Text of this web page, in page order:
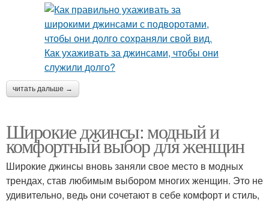
читать дальше →
Широкие джинсы: модный и
комфортный выбор для женщин
Широкие джинсы вновь заняли свое место в модных
трендах, став любимым выбором многих женщин. Это не
удивительно, ведь они сочетают в себе комфорт и стиль,